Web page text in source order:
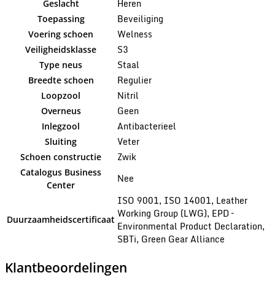
Geslacht Heren
Toepassing Beveiliging
Voering schoen Welness
Veiligheidsklasse S3
Type neus Staal
Breedte schoen Regulier
Loopzool Nitril
Overneus Geen
Inlegzool Antibacterieel
Sluiting Veter
Schoen constructie Zwik
Catalogus Business
Center
Nee
Duurzaamheidscertificaat
ISO 9001, ISO 14001, Leather
Working Group (LWG), EPD –
Environmental Product Declaration,
SBTi, Green Gear Alliance
Klantbeoordelingen